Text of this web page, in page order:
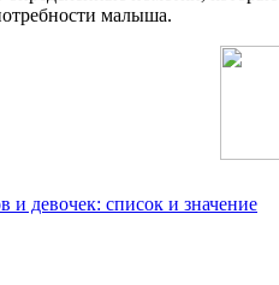
малыша.
и девочек: список и значение